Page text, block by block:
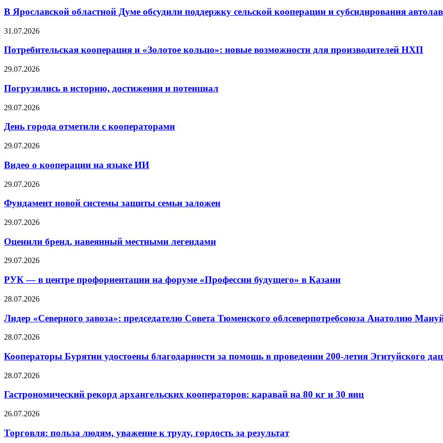
В Ярославской областной Думе обсудили поддержку сельской кооперации и субсидирования
31.07.2026
Потребительская кооперация и «Золотое кольцо»: новые возможности для производителей НХП
29.07.2026
Погрузились в историю, достижения и потенциал
29.07.2026
День города отметили с кооператорами
29.07.2026
Видео о кооперации на языке ИИ
29.07.2026
Фундамент новой системы защиты семьи заложен
29.07.2026
Оценили бренд, навеянный местными легендами
29.07.2026
РУК — в центре профориентации на форуме «Профессии будущего» в Казани
28.07.2026
Лидер «Северного завоза»: председателю Совета Тюменского облсеверпотребсоюза Анатолию
28.07.2026
Кооператоры Бурятии удостоены благодарности за помощь в проведении 200-летия Эгитуйского
28.07.2026
Гастрономический рекорд архангельских кооператоров: каравай на 80 кг и 30 яиц
26.07.2026
Торговля: польза людям, уважение к труду, гордость за результат